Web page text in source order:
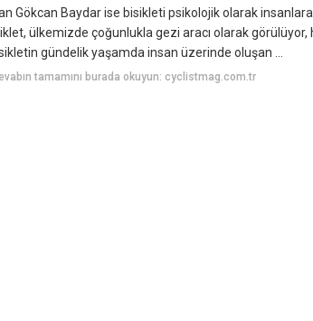
Gökcan Baydar ise bisikleti psikolojik olarak
ülkemizde çoğunlukla gezi aracı olarak
gündelik yaşamda insan üzerinde oluşan ...
tamamını burada okuyun: cyclistmag.com.tr